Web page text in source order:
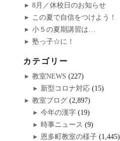
8月／休校日のお知らせ
この夏で自信をつけよう！
小５の夏期講習は…
塾っ子☆に！
カテゴリー
教室NEWS (227)
新型コロナ対応 (15)
教室ブログ(2,897)
今年の漢字 (19)
時事ニュース (9)
恩多町教室の様子 (1,445)